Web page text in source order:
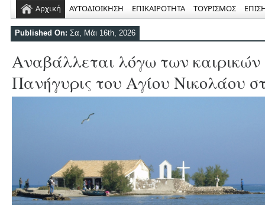
Η Λευκάδα τίμησε τον δικό της Ηλία Λογοθέτη σε μια βραδιά
Αρχική ΑΥΤΟΔΙΟΙΚΗΣΗ ΕΠΙΚΑΙΡΟΤΗΤΑ ΤΟΥΡΙΣΜΟΣ
Published On: Σα, Μάι 16th, 2026
Αναβάλλεται λόγω των καιρικών
Πανήγυρις του Αγίου Νικολάου